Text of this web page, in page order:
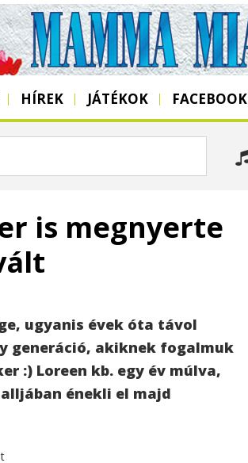
HÍREK JÁTÉKOK FACEBOOK
is megnyerte
ugyanis évek óta távol
generáció, akiknek fogalmuk
:) Loreen kb. egy év múlva,
énekli el majd